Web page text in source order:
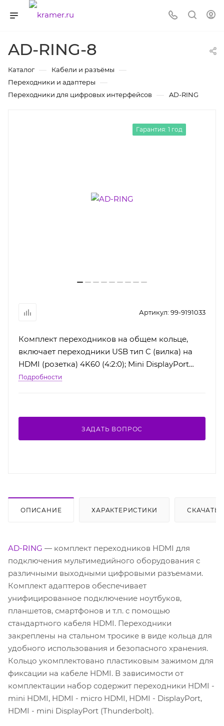
AD-RING-8
Каталог — Кабели и разъёмы —
Переходники и адаптеры —
Переходники для цифровых интерфейсов — AD-RING
Гарантия: 1 год
Артикул: 99-9191033
Комплект переходников на общем кольце,
включает переходники USB тип C (вилка) на
HDMI (розетка) 4K60 (4:2:0); Mini DisplayPort
(вилка) на HDMI (розетка) 1080p
Подробности
ЗАДАТЬ ВОПРОС
ОПИСАНИЕ ХАРАКТЕРИСТИКИ СКАЧАТЬ
AD-RING — комплект переходников HDMI для
подключения мультимедийного оборудования с
различными выходными цифровыми разъемами.
Комплект адаптеров обеспечивает
унифицированное подключение ноутбуков,
планшетов, смартфонов и т.п. c помощью
стандартного кабеля HDMI. Переходники
закреплены на стальном тросике в виде кольца для
удобного использования и безопасного хранения.
Кольцо укомплектовано пластиковым зажимом для
фиксации на кабеле HDMI. В зависимости от
комплектации набор содержит переходники HDMI -
mini HDMI, HDMI - micro HDMI, HDMI - DisplayPort,
HDMI - mini DisplayPort (Thunderbolt).